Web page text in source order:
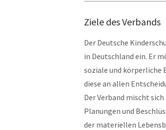
Ziele des Verbands
Der Deutsche
in Deutschland ein. Er
soziale und körperliche
diese an allen
Der Verband mischt
Planungen und
der materiellen